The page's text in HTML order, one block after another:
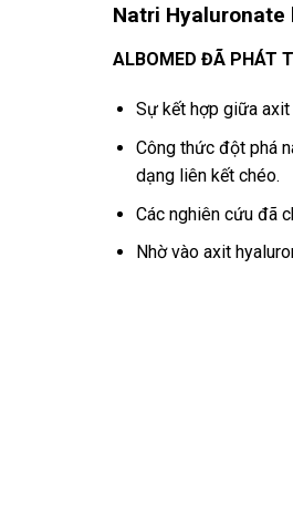
Natri Hyaluronate
ALBOMED ĐÃ PHÁT
Sự kết hợp giữa
Công thức đột phá
dạng liên kết chéo.
Các nghiên cứu đã
Nhờ vào axit